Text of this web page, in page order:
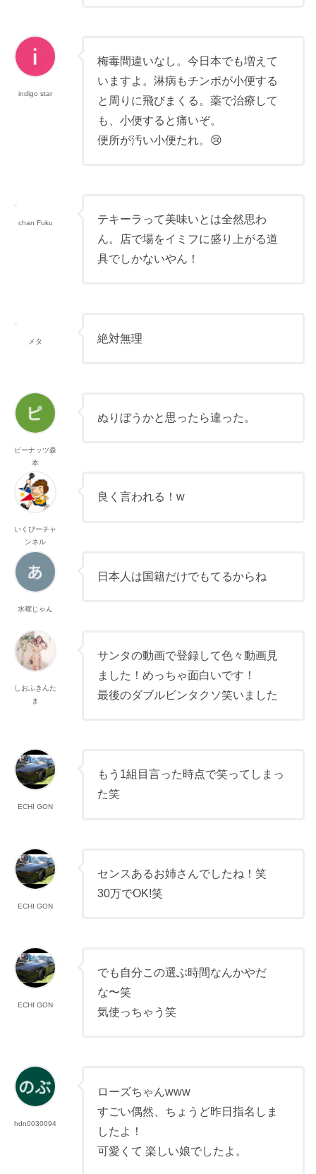
indigo star
梅毒間違いなし。今日本でも増えて
いますよ。淋病もチンポが小便する
と周りに飛びまくる。薬で治療して
も、小便すると痛いぞ。
便所が汚い小便たれ。😢
chan Fuku
テキーラって美味いとは全然思わ
ん。店で場をイミフに盛り上がる道
具でしかないやん！
メタ 絶対無理
ピーナッツ森
本
ぬりぼうかと思ったら違った。
いくぴーチャ
ンネル
良く言われる！w
水曜じゃん
日本人は国籍だけでもてるからね
しおふきんた
ま
サンタの動画で登録して色々動画見
ました！めっちゃ面白いです！
最後のダブルビンタクソ笑いました
ECHI GON
もう1組目言った時点で笑ってしまっ
た笑
ECHI GON
センスあるお姉さんでしたね！笑
30万でOK!笑
ECHI GON
でも自分この選ぶ時間なんかやだ
な〜笑
気使っちゃう笑
hdn0030094
ローズちゃんwww
すごい偶然、ちょうど昨日指名しま
したよ！
可愛くて 楽しい娘でしたよ。